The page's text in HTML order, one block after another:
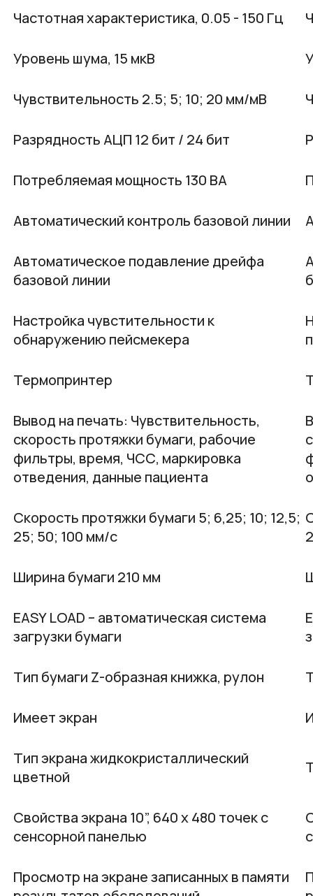
Частотная характеристика, 0.05 - 150 Гц
Уровень шума, 15 мкВ
Чувствительность 2.5; 5; 10; 20 мм/мВ
Разрядность АЦП 12 бит / 24 бит
Потребляемая мощность 130 ВА
Автоматический контроль базовой линии
Автоматическое подавление дрейфа
базовой линии
Настройка чувстительности к
обнаружению пейсмекера
Термопринтер
Вывод на печать: Чувствительность,
скорость протяжки бумаги, рабочие
фильтры, время, ЧСС, маркировка
отведения, данные пациента
Скорость протяжки бумаги 5; 6,25; 10; 12,5;
25; 50; 100 мм/с
Ширина бумаги 210 мм
EASY LOAD – автоматическая система
загрузки бумаги
Тип бумаги Z-образная книжка, рулон
Имеет экран
Тип экрана жидкокристаллический
цветной
Свойства экрана 10”, 640 x 480 точек с
сенсорной панелью
Просмотр на экране записанных в памяти